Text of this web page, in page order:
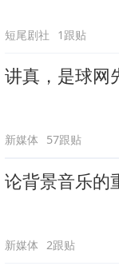
短尾剧社 1跟贴
讲真，是球网
新媒体 57跟贴
论背景音乐的
新媒体 2跟贴